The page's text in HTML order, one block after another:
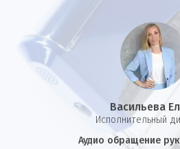
Васильева
И сполнительный
Аудио обращение